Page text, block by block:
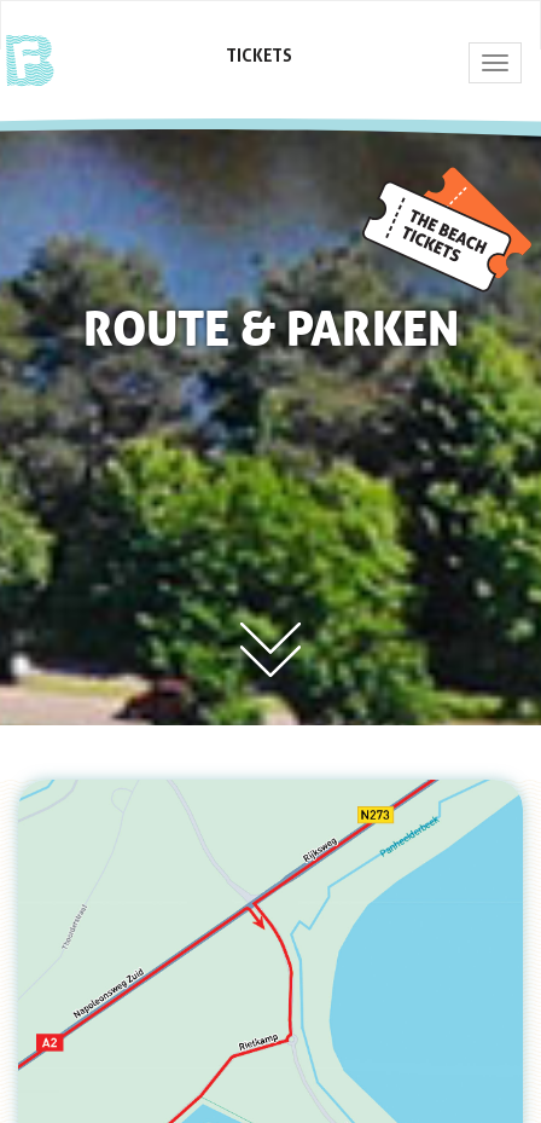
TICKETS
ROUTE & PARKEN